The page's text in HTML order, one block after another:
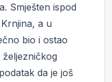
Smješten ispod
a u
bio i ostao
da je još